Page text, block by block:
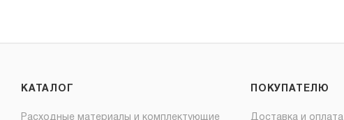
КАТАЛОГ
Расходные материалы и комплектующие
ПОКУПАТЕЛЮ
Доставка и оплата